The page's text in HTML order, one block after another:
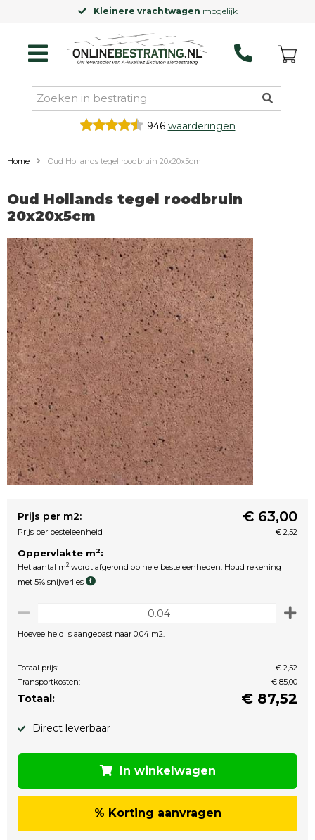
Kleinere vrachtwagen mogelijk
946 waarderingen
Home Oud Hollands tegel roodbruin 20x20x5cm
Oud Hollands tegel roodbruin
20x20x5cm
Prijs per m2: € 63,00
Prijs per besteleenheid € 2,52
Oppervlakte m2:
Het aantal m2 wordt afgerond op hele besteleenheden. Houd rekening
met 5% snijverlies
Hoeveelheid is aangepast naar 0.04 m2.
Totaal prijs:
€ 2,52
Transportkosten:
€ 85,00
Totaal: € 87,52
Direct leverbaar
In winkelwagen
% Korting aanvragen